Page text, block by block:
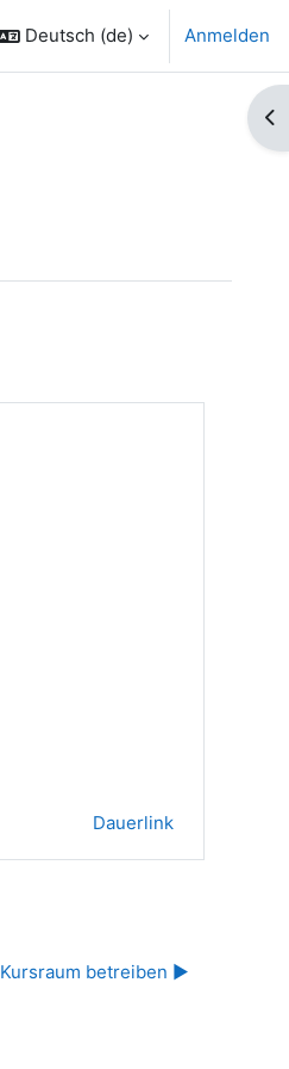
Deutsch ‎(de)‎ Anmelden
Dauerlink
Kursraum betreiben ▶︎